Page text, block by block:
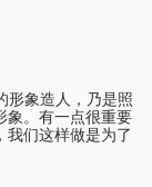
形象造人，乃是照
象。有一点很重要
我们这样做是为了